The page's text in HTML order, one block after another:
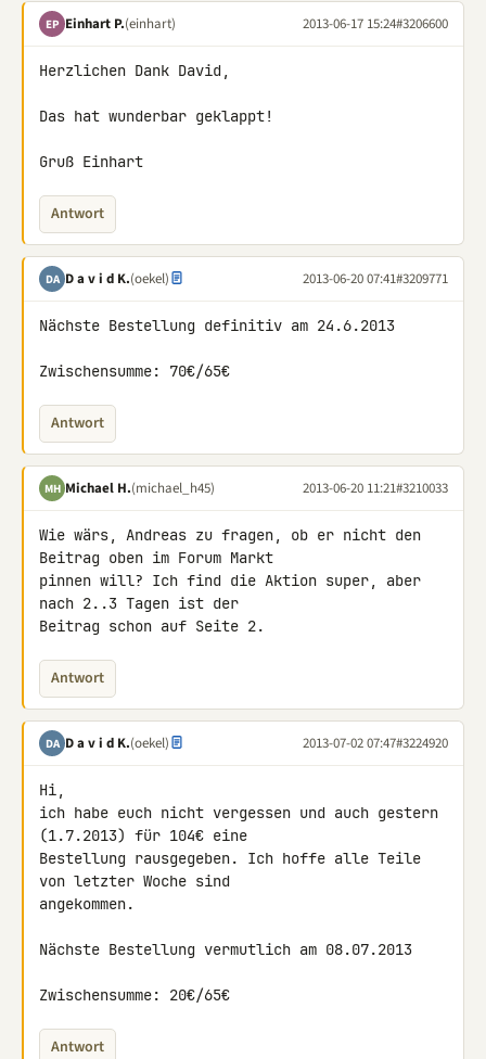
EP Einhart P.(einhart) 2013-06-17 15:24#3206600
Herzlichen Dank David,
Das hat wunderbar geklappt!
Gruß Einhart
Antwort
DA D a v i d K.(oekel) 2013-06-20 07:41#3209771
Nächste Bestellung definitiv am 24.6.2013
Zwischensumme: 70€/65€
Antwort
MH Michael H.(michael_h45) 2013-06-20 11:21#3210033
Wie wärs, Andreas zu fragen, ob er nicht den
Beitrag oben im Forum Markt
pinnen will? Ich find die Aktion super, aber
nach 2..3 Tagen ist der
Beitrag schon auf Seite 2.
Antwort
DA D a v i d K.(oekel) 2013-07-02 07:47#3224920
Hi,
ich habe euch nicht vergessen und auch gestern
(1.7.2013) für 104€ eine
Bestellung rausgegeben. Ich hoffe alle Teile
von letzter Woche sind
angekommen.
Nächste Bestellung vermutlich am 08.07.2013
Zwischensumme: 20€/65€
Antwort